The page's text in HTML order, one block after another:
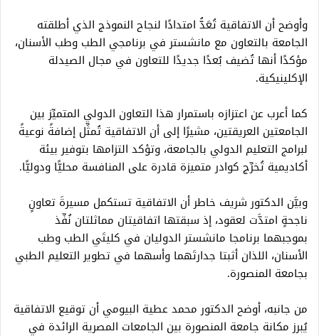
وأوضح أن الاتفاقية تُعَدُّ امتدادًا لنجاح النموذج الذي أطلقته
الجامعة بالتعاون مع مانشستر في برنامجي الطب وطب الأسنان،
مؤكدًا أنها تُضيف بُعدًا جديدًا للتعاون في مجال الصيدلة
الإكلينيكية.
كما أعرب عن اعتزازه باستمرار هذا التعاون الدولي المتميِّز بين
الجامعتين العريقتين، مشيرًا إلى أن الاتفاقية تُمثِّل إضافةً نوعيةً
لبرامج التعليم الدولي بالجامعة، وتؤكد التزامها بتوفير بيئة
أكاديمية تُخرِّج كوادر متميزة قادرة على المنافسة محليًّا ودوليًّا.
وبيَّن الدكتور شريف خاطر أن الاتفاقية تستكمل مسيرةَ تعاونٍ
ناجحةٍ امتدَّت لعقود، إذ سبقتها اتفاقيتان مماثلتان نُفِّذ
بموجبهما برنامجا مانشستر الدوليان في كليتَي الطب وطب
الأسنان، اللذان أثبتا جدارتَهما وأسهما في تطوير التعليم الطبي
بجامعة المنصورة.
من جانبه، أوضح الدكتور محمد عطية البيومي أن توقيع الاتفاقية
يُبرز مكانة جامعة المنصورة بين الجامعات المصرية الرائدة في